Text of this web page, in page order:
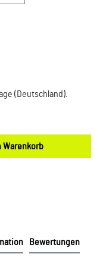
(Deutschland).
Wert ein
Warenkorb
Bewertungen